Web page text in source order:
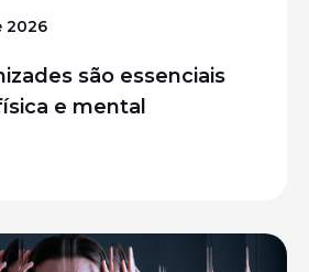
2026
são essenciais
e mental